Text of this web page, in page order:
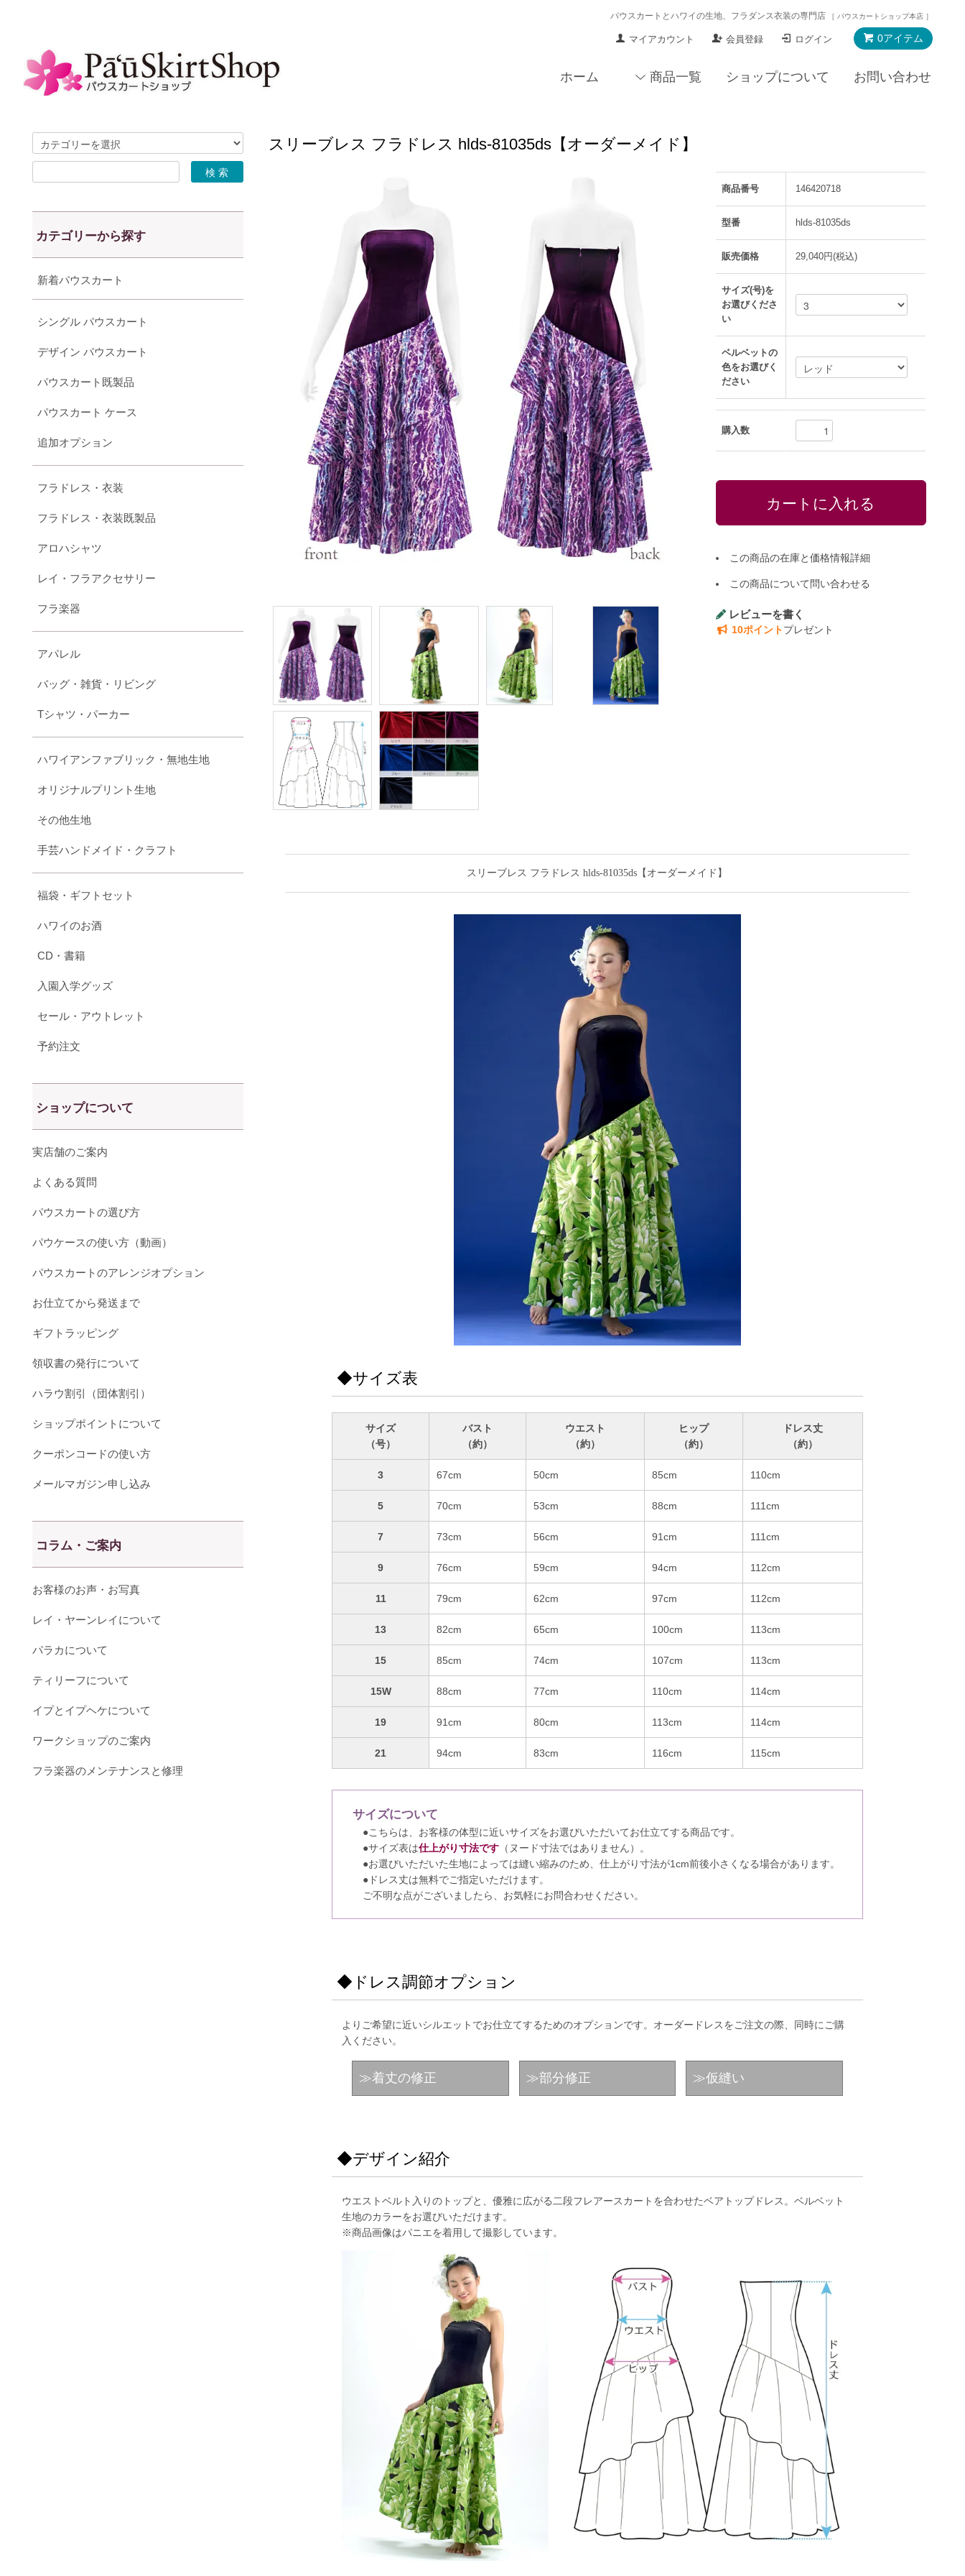
パウスカートとハワイの生地、フラダンス衣装の専門店 ［ パウスカートショップ本店 ］
0アイテム
マイアカウント 会員登録 ログイン
ホーム 商品一覧 ショップについて お問い合わせ
スリーブレス フラドレス hlds-81035ds【オーダーメイド】
商品番号 146420718
型番 hlds-81035ds
販売価格 29,040円(税込)
サイズ(号)を
お選びくださ
い
ベルベットの
色をお選びく
ださい
購入数
この商品の在庫と価格情報詳細
この商品について問い合わせる
レビューを書く
10ポイントプレゼント
スリーブレス フラドレス hlds-81035ds【オーダーメイド】
◆サイズ表
サイズ
（号）
バスト
（約）
ウエスト
（約）
ヒップ
（約）
ドレス丈
（約）
3 67cm 50cm 85cm 110cm
5 70cm 53cm 88cm 111cm
7 73cm 56cm 91cm 111cm
9 76cm 59cm 94cm 112cm
11 79cm 62cm 97cm 112cm
13 82cm 65cm 100cm 113cm
15 85cm 74cm 107cm 113cm
15W 88cm 77cm 110cm 114cm
19 91cm 80cm 113cm 114cm
21 94cm 83cm 116cm 115cm
サイズについて
●こちらは、お客様の体型に近いサイズをお選びいただいてお仕立てする商品です。
●サイズ表は仕上がり寸法です （ヌード寸法ではありません）。
●お選びいただいた生地によっては縫い縮みのため、仕上がり寸法が1cm前後小さくなる場合があります。
●ドレス丈は無料でご指定いただけます。
ご不明な点がございましたら、お気軽にお問合わせください。
◆ドレス調節オプション
よりご希望に近いシルエットでお仕立てするためのオプションです。オーダードレスをご注文の際、同時にご購
入ください。
≫着丈の修正 ≫部分修正 ≫仮縫い
◆デザイン紹介
ウエストベルト入りのトップと、優雅に広がる二段フレアースカートを合わせたベアトップドレス。ベルベット
生地のカラーをお選びいただけます。
※商品画像はパニエを着用して撮影しています。
カテゴリーから探す
新着パウスカート
シングル パウスカート
デザイン パウスカート
パウスカート既製品
パウスカート ケース
追加オプション
フラドレス・衣装
フラドレス・衣装既製品
アロハシャツ
レイ・フラアクセサリー
フラ楽器
アパレル
バッグ・雑貨・リビング
Tシャツ・パーカー
ハワイアンファブリック・無地生地
オリジナルプリント生地
その他生地
手芸ハンドメイド・クラフト
福袋・ギフトセット
ハワイのお酒
CD・書籍
入園入学グッズ
セール・アウトレット
予約注文
ショップについて
実店舗のご案内
よくある質問
パウスカートの選び方
パウケースの使い方（動画）
パウスカートのアレンジオプション
お仕立てから発送まで
ギフトラッピング
領収書の発行について
ハラウ割引（団体割引）
ショップポイントについて
クーポンコードの使い方
メールマガジン申し込み
コラム・ご案内
お客様のお声・お写真
レイ・ヤーンレイについて
パラカについて
ティリーフについて
イプとイプヘケについて
ワークショップのご案内
フラ楽器のメンテナンスと修理